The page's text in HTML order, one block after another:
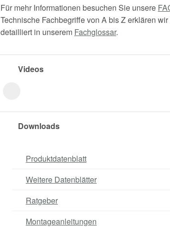
Für mehr Informationen besuchen Sie unsere
Technische Fachbegriffe von A bis Z erklären
detailliert in unserem Fachglossar.
Videos
Downloads
Produktdatenblatt
Weitere Datenblätter
Ratgeber
Montageanleitungen